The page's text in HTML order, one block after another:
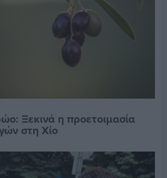
Ξεκινά η προετοιμασία
στη Χίο